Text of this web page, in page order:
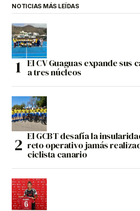
NOTICIAS MÁS LEÍDAS
El CV Guaguas expande sus
a tres núcleos
El GCBT desafía la
reto operativo jamás
ciclista canario